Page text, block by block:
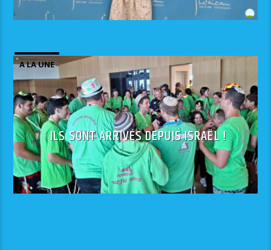
A LA UNE
ILS SONT ARRIVÉS DEPUIS ISRAËL !